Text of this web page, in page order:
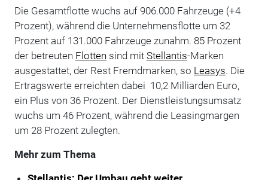
Die Gesamtflotte wuchs auf 906.000 Fahrzeuge (+4
Prozent), während die Unternehmensflotte um 32
Prozent auf 131.000 Fahrzeuge zunahm. 85 Prozent
der betreuten Flotten sind mit Stellantis-Marken
ausgestattet, der Rest Fremdmarken, so Leasys. Die
Ertragswerte erreichten dabei 10,2 Milliarden Euro,
ein Plus von 36 Prozent. Der Dienstleistungsumsatz
wuchs um 46 Prozent, während die Leasingmargen
um 28 Prozent zulegten.
Mehr zum Thema